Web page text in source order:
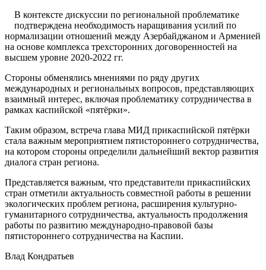
В контексте дискуссии по региональной проблематике
подтверждена необходимость наращивания усилий по
нормализации отношений между Азербайджаном и Арменией
на основе комплекса трехсторонних договоренностей на
высшем уровне 2020-2022 гг.
Стороны обменялись мнениями по ряду других
международных и региональных вопросов, представляющих
взаимный интерес, включая проблематику сотрудничества в
рамках каспийской «пятёрки».
Таким образом, встреча глава МИД прикаспийской пятёрки
стала важным мероприятием пятистороннего сотрудничества,
на котором стороны определили дальнейший вектор развития
диалога стран региона.
Представляется важным, что представители прикаспийских
стран отметили актуальность совместной работы в решении
экологических проблем региона, расширения культурно-
гуманитарного сотрудничества, актуальность продолжения
работы по развитию международно-правовой базы
пятистороннего сотрудничества на Каспии.
Влад Кондратьев